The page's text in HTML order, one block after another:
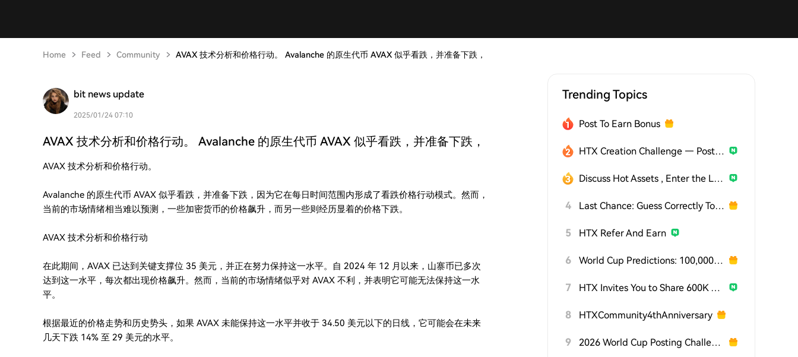
Home Feed Community AVAX 技术分析和价格行动。 Avalanche 的原生代币 AVAX 似乎看跌，并准备下跌，
bit news update
2025/01/24 07:10
AVAX 技术分析和价格行动。 Avalanche 的原生代币 AVAX 似乎看跌，并准备下跌，
AVAX 技术分析和价格行动。
Avalanche 的原生代币 AVAX 似乎看跌，并准备下跌，因为它在每日时间范围内形成了看跌价格行动模式。然而，
当前的市场情绪相当难以预测，一些加密货币的价格飙升，而另一些则经历显着的价格下跌。
AVAX 技术分析和价格行动
在此期间，AVAX 已达到关键支撑位 35 美元，并正在努力保持这一水平。自 2024 年 12 月以来，山寨币已多次
达到这一水平，每次都出现价格飙升。然而，当前的市场情绪似乎对 AVAX 不利，并表明它可能无法保持这一水
平。
根据最近的价格走势和历史势头，如果 AVAX 未能保持这一水平并收于 34.50 美元以下的日线，它可能会在未来
几天下跌 14% 至 29 美元的水平。
Trending Topics
Post To Earn Bonus
HTX Creation Challenge — Post and Win 1,500U
Discuss Hot Assets , Enter the Lucky Draw
4 Last Chance: Guess Correctly Today and Win More
5 HTX Refer And Earn
6 World Cup Predictions: 100,000 USDT Daily
7 HTX Invites You to Share 600K USDT in Gift Packs
8 HTXCommunity4thAnniversary
9 2026 World Cup Posting Challenge on HTX Square